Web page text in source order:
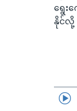
ရွေး
နိုင်လို့